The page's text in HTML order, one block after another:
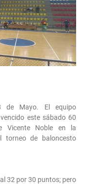
de Mayo. El equipo
este sábado 60
Vicente Noble en la
torneo de baloncesto
32 por 30 puntos; pero